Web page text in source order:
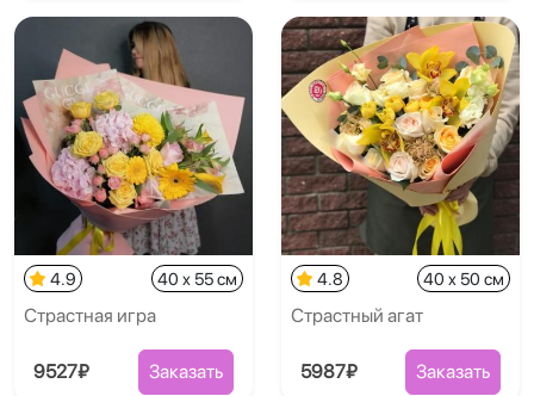
4.9 40 x 55 см
Страстная игра
9527₽ Заказать
4.8 40 x 50 см
Страстный агат
5987₽ Заказать